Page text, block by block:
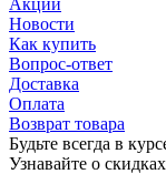
Акции
Новости
Как купить
Вопрос-ответ
Доставка
Оплата
Возврат товара
Будьте всегда в
Узнавайте о